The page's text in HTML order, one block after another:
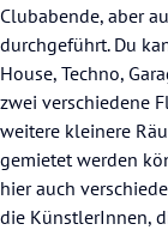
Clubabende, aber
durchgeführt. Du
House, Techno,
zwei verschiedene
weitere kleinere
gemietet werden
hier auch
die KünstlerInnen,